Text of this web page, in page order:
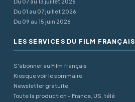
Du 07 au 13 juillet 2026
Du 01 au 07 juillet 2026
Du 09 au 15 juin 2026
LES SERVICES DU FILM FRANÇAIS
S'abonner au Film français
Kiosque voir le sommaire
Newsletter gratuite
Toute la production - France, US, télé